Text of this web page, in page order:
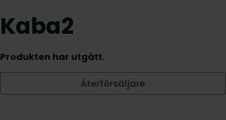
Kaba2
Produkten har utgått.
Återförsäljare